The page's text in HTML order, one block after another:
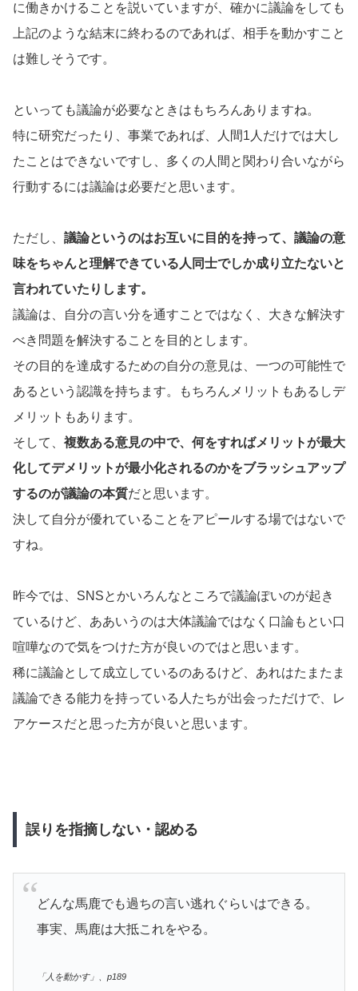
に働きかけることを説いていますが、確かに議論をしても
上記のような結末に終わるのであれば、相手を動かすこと
は難しそうです。
といっても議論が必要なときはもちろんありますね。
特に研究だったり、事業であれば、人間1人だけでは大し
たことはできないですし、多くの人間と関わり合いながら
行動するには議論は必要だと思います。
ただし、 議論というのはお互いに目的を持って、議論の意
味をちゃんと理解できている人同士でしか成り立たないと
言われていたりします。
議論は、自分の言い分を通すことではなく、大きな解決す
べき問題を解決することを目的とします。
その目的を達成するための自分の意見は、一つの可能性で
あるという認識を持ちます。もちろんメリットもあるしデ
メリットもあります。
そして、 複数ある意見の中で、何をすればメリットが最大
化してデメリットが最小化されるのかをブラッシュアップ
するのが議論の本質だと思います。
決して自分が優れていることをアピールする場ではないで
すね。
昨今では、SNSとかいろんなところで議論ぽいのが起き
ているけど、ああいうのは大体議論ではなく口論もとい口
喧嘩なので気をつけた方が良いのではと思います。
稀に議論として成立しているのあるけど、あれはたまたま
議論できる能力を持っている人たちが出会っただけで、レ
アケースだと思った方が良いと思います。
誤りを指摘しない・認める
どんな馬鹿でも過ちの言い逃れぐらいはできる。
事実、馬鹿は大抵これをやる。
「人を動かす」、p189